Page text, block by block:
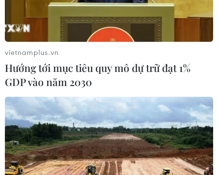
Xung đột Hamas-Israel: Iran tổ chức hội
nghị quốc tế về tình hình Dải Gaza
24/12/2023 02:46
vietnamplus.vn
Hướng tới mục tiêu quy mô dự trữ đạt 1%
GDP vào năm 2030